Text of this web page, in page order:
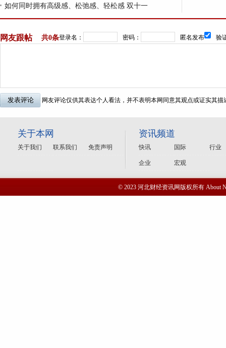
如何同时拥有高级感、松弛感、轻松感 双十一
网友跟帖 共0条登录名： 密码： 匿名发布 验
网友评论仅供其表达个人看法，并不表明本网同意其观点或证实其描
关于本网
关于我们 联系我们 免责声明
资讯频道
快讯 国际 行业
企业 宏观
© 2023 河北财经资讯网版权所有 About